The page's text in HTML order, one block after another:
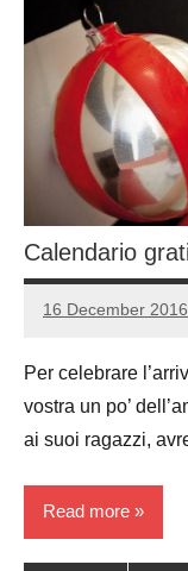
Calendario
16 December 2016
Luca
No
Per celebrare
vostra un po’
ai suoi ragazzi,
Read more